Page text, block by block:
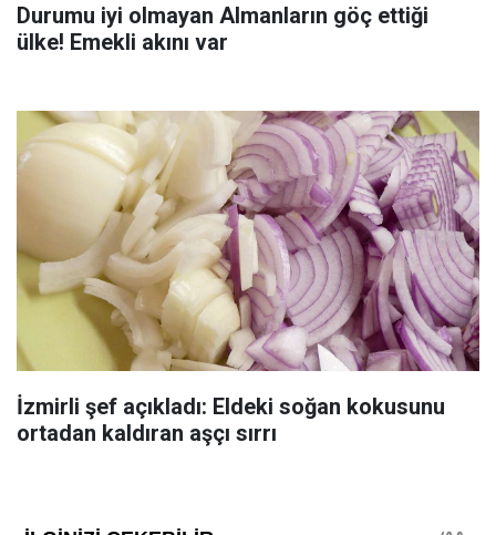
Durumu iyi olmayan Almanların göç ettiği
ülke! Emekli akını var
İzmirli şef açıkladı: Eldeki soğan kokusunu
ortadan kaldıran aşçı sırrı